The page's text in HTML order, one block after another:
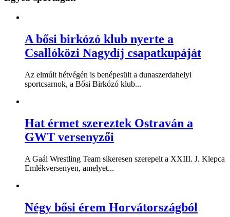
A bősi birkózó klub nyerte a
Csallóközi Nagydíj csapatkupáját
Az elmúlt hétvégén is benépesült a dunaszerdahelyi
sportcsarnok, a Bősi Birkózó klub...
Hat érmet szereztek Ostraván a
GWT versenyzői
A Gaál Wrestling Team sikeresen szerepelt a XXIII. J. Klepca
Emlékversenyen, amelyet...
Négy bősi érem Horvátországból